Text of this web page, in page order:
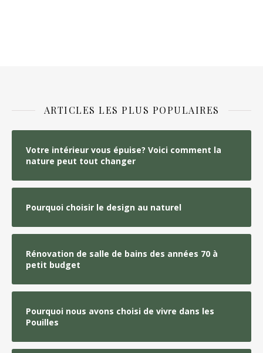
ARTICLES LES PLUS POPULAIRES
Votre intérieur vous épuise? Voici comment la
nature peut tout changer
Pourquoi choisir le design au naturel
Rénovation de salle de bains des années 70 à
petit budget
Pourquoi nous avons choisi de vivre dans les
Pouilles